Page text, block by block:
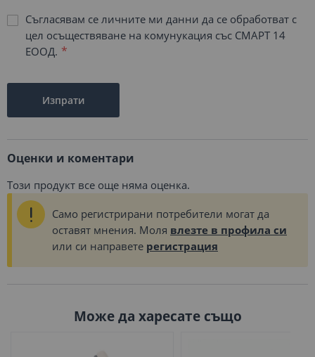
Съгласявам се личните ми данни да се обработват с
цел осъществяване на комунукация със СМАРТ 14
ЕООД.
Изпрати
Оценки и коментари
Този продукт все още няма оценка.
Само регистрирани потребители могат да
оставят мнения. Моля влезте в профила си
или си направете регистрация
Може да харесате също